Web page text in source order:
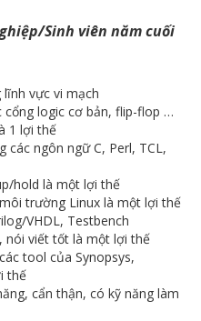
Sinh viên năm cuối
vực vi mạch
cổng logic cơ bản, flip-flop …
1 lợi thế
các ngôn ngữ C, Perl, TCL,
hold là một lợi thế
trường Linux là một lợi thế
VHDL, Testbench
nói viết tốt là một lợi thế
tool của Synopsys,
thế
cẩn thận, có kỹ năng làm